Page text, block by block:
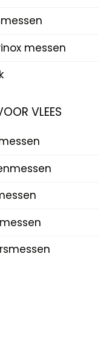
messen
VLEES